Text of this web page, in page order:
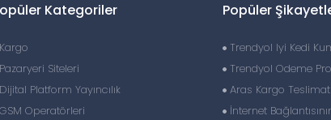
Kategoriler
Kargo
Pazaryeri Siteleri
Dijital Platform Yayıncılık
GSM Operatörleri
Popüler
Trendyol Iyi Kedi
Trendyol Odeme
Aras Kargo Teslimat
İnternet